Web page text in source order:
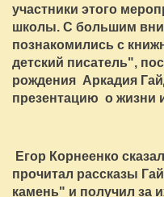
участники этого
школы. С большим
познакомились с
детский писатель",
рождения Аркадия
презентацию о жизни
Егор Корнеенко
прочитал рассказы
камень" и получил за